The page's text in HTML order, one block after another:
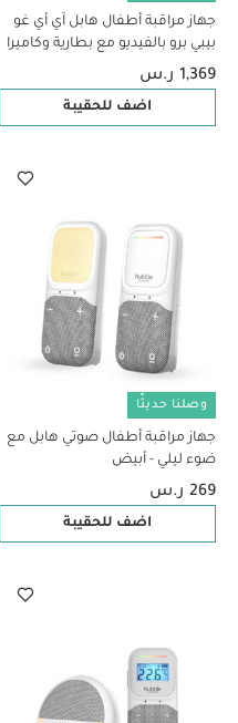
جهاز مراقبة أطفال هابل آي أي غو
بيبي برو بالفيديو مع بطارية وكاميرا
5 بوصة، أبيض
1,369 ر.س
اضف للحقيبة
وصلنا حديثًا
جهاز مراقبة أطفال صوتي هابل مع
ضوء ليلي - أبيض
269 ر.س
اضف للحقيبة